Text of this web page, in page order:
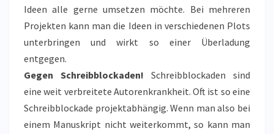
Ideen alle gerne umsetzen möchte. Bei mehreren
Projekten kann man die Ideen in verschiedenen Plots
unterbringen und wirkt so einer Überladung
entgegen.
Gegen Schreibblockaden! Schreibblockaden sind
eine weit verbreitete Autorenkrankheit. Oft ist so eine
Schreibblockade projektabhängig. Wenn man also bei
einem Manuskript nicht weiterkommt, so kann man